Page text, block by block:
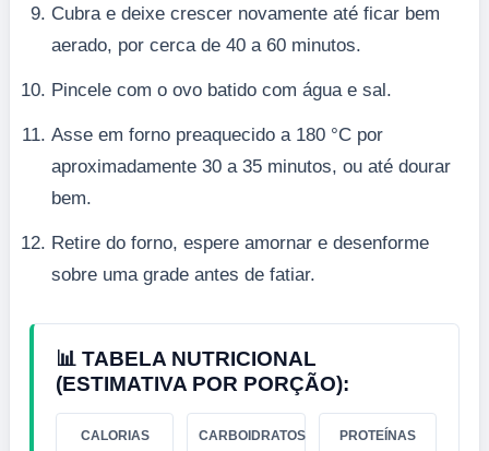
Cubra e deixe crescer novamente até ficar bem
aerado, por cerca de 40 a 60 minutos.
Pincele com o ovo batido com água e sal.
Asse em forno preaquecido a 180 °C por
aproximadamente 30 a 35 minutos, ou até dourar
bem.
Retire do forno, espere amornar e desenforme
sobre uma grade antes de fatiar.
📊 TABELA NUTRICIONAL
(ESTIMATIVA POR PORÇÃO):
CALORIAS CARBOIDRATOS PROTEÍNAS